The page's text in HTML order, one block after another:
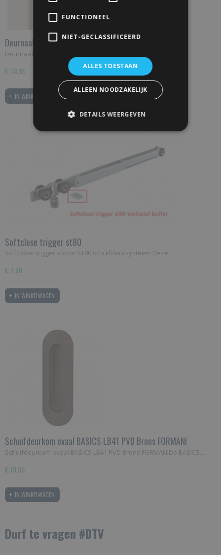
Deurnaald voor Schuifdeur
Deurnaald voor schuifdeur – tochtvrij en strak…
€ 34,95
IN WINKELWAGEN
Softclose trigger st80
Softclose Trigger – voor ST80 schuifdeursysteem Deze…
€ 2,60
IN WINKELWAGEN
Schuifdeurkom ovaal BASICS LB41 PVD Brons FORMANI
Schuifdeurkom ovaal BASICS LB41 PVD Brons FORMANIDe BASICS…
€ 19,90
IN WINKELWAGEN
Durf te vragen #DTV
FUNCTIONEEL
NIET-GECLASSIFICEERD
ALLES TOESTAAN
ALLEEN NOODZAKELIJK
DETAILS WEERGEVEN